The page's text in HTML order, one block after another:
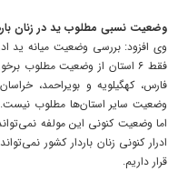
وضعیت نسبی مطلوب ید در زنان باردار ۶
وی افزود: بررسی وضعیت میانه ید
فقط ۶ استان از وضعیت مطلوب
فارس، کهگیلویه و بویراحمد،
وضعیت سایر استان‌ها مطلوب نیست.
ادرار کنونی زنان باردار کشور
قرار داریم.